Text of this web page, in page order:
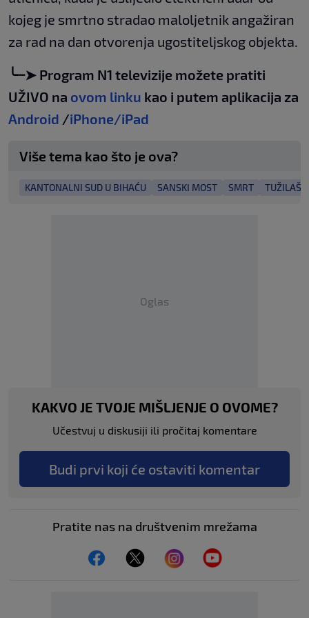
kojeg je smrtno stradao maloljetnik angažiran
za rad na dan otvorenja ugostiteljskog objekta.
╰┈➤ Program N1 televizije možete pratiti
UŽIVO na ovom linku kao i putem aplikacija za
Android /iPhone/iPad
Više tema kao što je ova?
KANTONALNI SUD U BIHAĆU SANSKI MOST SMRT
Oglas
KAKVO JE TVOJE MIŠLJENJE O OVOME?
Učestvuj u diskusiji ili pročitaj komentare
Budi prvi koji će ostaviti komentar
Pratite nas na društvenim mrežama